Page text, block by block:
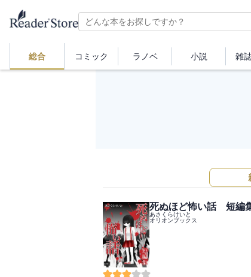
総合 コミック ラノベ 小説 雑
死ぬほど怖い話 短編
あさくらけいと
オリオンブックス